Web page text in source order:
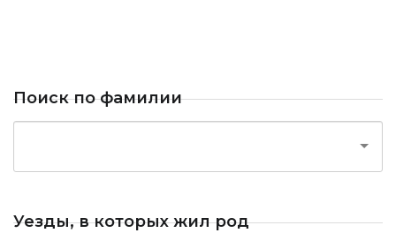
Поиск по фамилии
Уезды, в которых жил род